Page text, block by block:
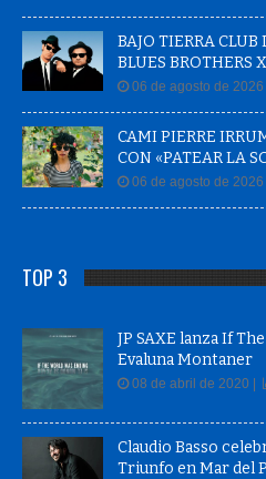
BAJO TIERRA CLUB
BLUES BROTHERS
06 de agosto de 2026
CAMI PIERRE
CON «PATEAR LA
06 de agosto de 2026
TOP 3
JP SAXE lanza If
Evaluna Montaner
08 de abril de 2020 |
Claudio Basso
Triunfo en Mar del